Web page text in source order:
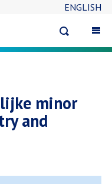
ENGLISH
search
minor
and